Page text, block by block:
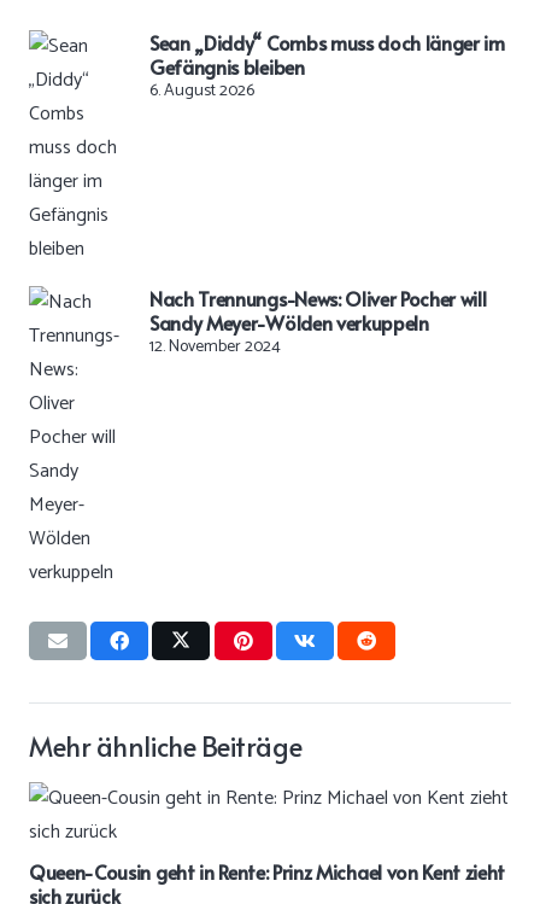
Sean „Diddy“ Combs muss doch länger im
Gefängnis bleiben
6. August 2026
Nach Trennungs-News: Oliver Pocher will
Sandy Meyer-Wölden verkuppeln
12. November 2024
Mehr ähnliche Beiträge
Queen-Cousin geht in Rente: Prinz Michael von Kent zieht
sich zurück